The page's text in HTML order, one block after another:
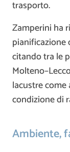
trasporto.
Zamperini ha
pianificazione
citando tra le
lacustre
condizione di
Ambiente,